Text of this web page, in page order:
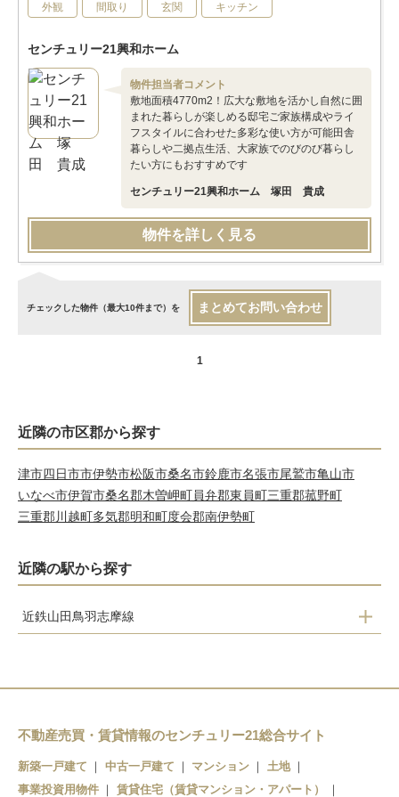
外観 間取り 玄関 キッチン
センチュリー21興和ホーム
物件担当者コメント
敷地面積4770m2！広大な敷地を活かし自然に囲
まれた暮らしが楽しめる邸宅ご家族構成やライ
フスタイルに合わせた多彩な使い方が可能田舎
暮らしや二拠点生活、大家族でのびのび暮らし
たい方にもおすすめです
センチュリー21興和ホーム 塚田 貴成
物件を詳しく見る
チェックした物件（最大10件まで）を まとめてお問い合わせ
1
近隣の市区郡から探す
津市四日市市伊勢市松阪市桑名市鈴鹿市名張市尾鷲市亀山市
いなべ市伊賀市桑名郡木曽岬町員弁郡東員町三重郡菰野町
三重郡川越町多気郡明和町度会郡南伊勢町
近隣の駅から探す
近鉄山田鳥羽志摩線
志摩神明
不動産売買・賃貸情報のセンチュリー21総合サイト
新築一戸建て 中古一戸建て マンション
土地
事業投資用物件
賃貸住宅（賃貸マンション・アパート）